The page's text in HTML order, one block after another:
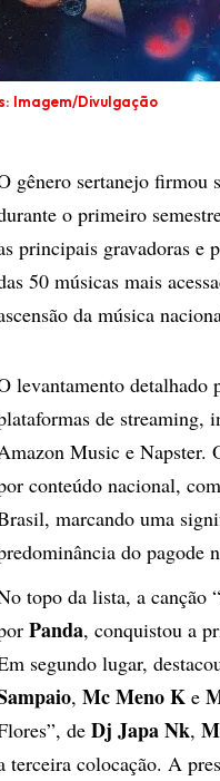
Imagem/Divulgação
gênero sertanejo firmou
o primeiro
principais gravadoras e
50 músicas mais
da música
levantamento detalhado
de streaming,
Music e Napster.
conteúdo nacional,
marcando uma
do pagode
topo da lista, a canção
Panda, conquistou a
segundo lugar,
, Mc Meno K e
de Dj Japa Nk,
terceira colocação. A